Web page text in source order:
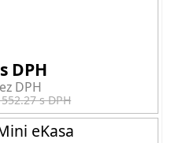
DPH
DPH
s DPH
eKasa